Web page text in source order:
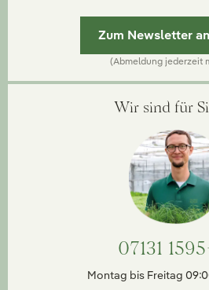
Zum Newsletter
(Abmeldung jederzeit
Wir sind für
07131
Montag bis Freitag